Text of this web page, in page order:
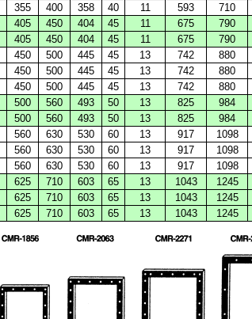
355 400 358 40 11 593 710
405 450 404 45 11 675 790
405 450 404 45 11 675 790
450 500 445 45 13 742 880
450 500 445 45 13 742 880
450 500 445 45 13 742 880
500 560 493 50 13 825 984
500 560 493 50 13 825 984
560 630 530 60 13 917 1098
560 630 530 60 13 917 1098
560 630 530 60 13 917 1098
625 710 603 65 13 1043 1245
625 710 603 65 13 1043 1245
625 710 603 65 13 1043 1245